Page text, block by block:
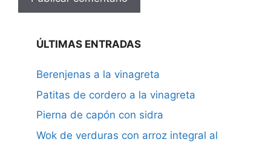
ÚLTIMAS ENTRADAS
Berenjenas a la vinagreta
Patitas de cordero a la vinagreta
Pierna de capón con sidra
Wok de verduras con arroz integral al